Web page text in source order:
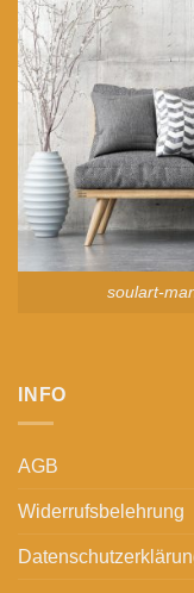
soulart-
INFO
AGB
Widerrufsbelehrung